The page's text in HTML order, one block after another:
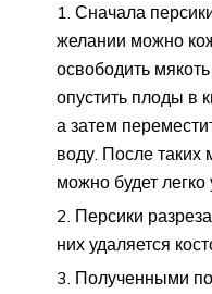
Сначала
желании можно
освободить
опустить плоды в
а затем
воду. После таких
можно будет легко
Персики
них удаляется
Полученными